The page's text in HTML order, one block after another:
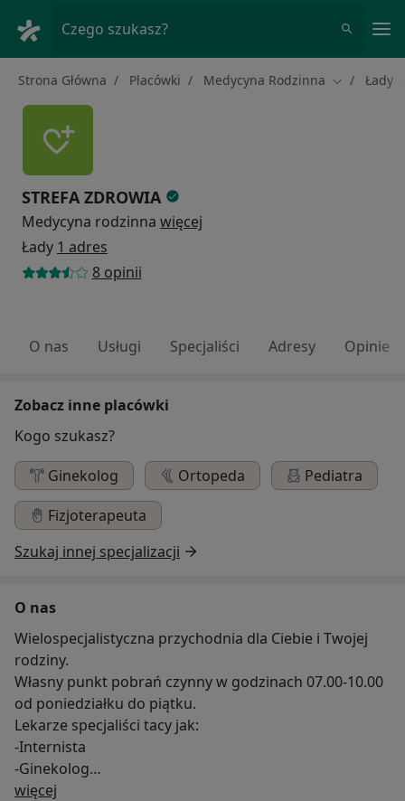
Czego szukasz?
Strona Główna Placówki Medycyna Rodzinna ZmieńŁady
STREFA ZDROWIA
Medycyna rodzinna więcej
Łady 1 adres
8 opinii
O nas Usługi Specjaliści Adresy Opinie
Zobacz inne placówki
Kogo szukasz?
Ginekolog
Ortopeda
Pediatra
Fizjoterapeuta
Szukaj innej specjalizacji
O nas
Wielospecjalistyczna przychodnia dla Ciebie i Twojej
rodziny.
Własny punkt pobrań czynny w godzinach 07.00-10.00
od poniedziałku do piątku.
Lekarze specjaliści tacy jak:
-Internista
-Ginekolog
-Ortopeda
więcej